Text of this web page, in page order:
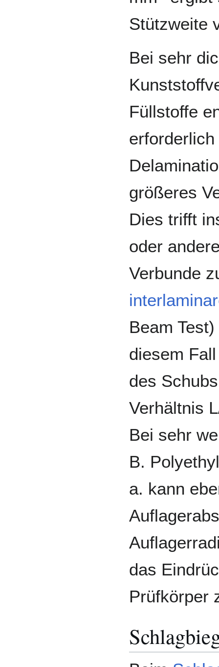
Stützweite
Bei sehr
Füllstoffe
größeres
Dies trifft
oder
Verbunde
Beam
diesem
des
Verhältnis
Bei sehr
B.
a. kann
das
Prüfkörper